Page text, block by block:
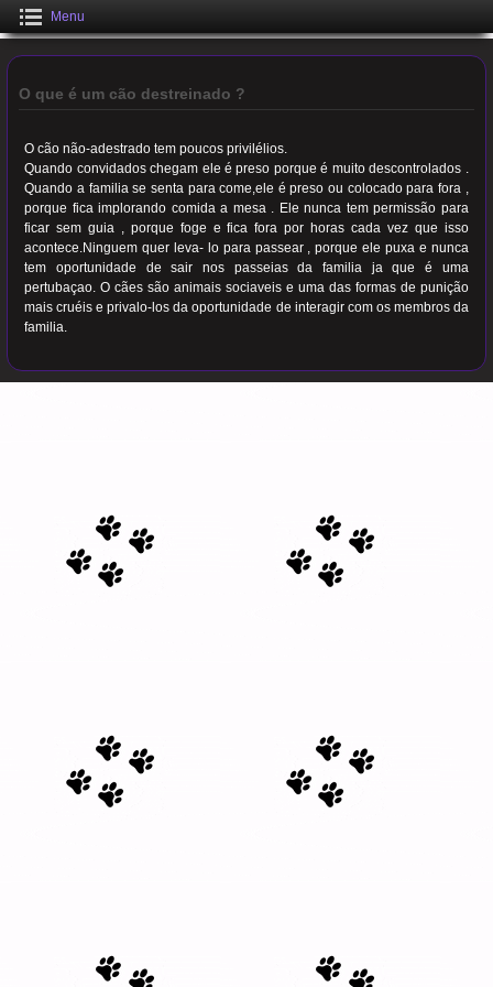
Menu
O que é um cão destreinado ?
O cão não-adestrado tem poucos privilélios.
Quando convidados chegam ele é preso porque é muito descontrolados .
Quando a familia se senta para come,ele é preso ou colocado para fora ,
porque fica implorando comida a mesa . Ele nunca tem permissão para
ficar sem guia , porque foge e fica fora por horas cada vez que isso
acontece.Ninguem quer leva- lo para passear , porque ele puxa e nunca
tem oportunidade de sair nos passeias da familia ja que é uma
pertubaçao. O cães são animais sociaveis e uma das formas de punição
mais cruéis e privalo-los da oportunidade de interagir com os membros da
familia.